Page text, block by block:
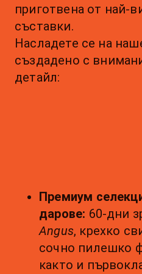
приготвена от най-
съставки.
Насладете се на
създадено с
детайл:
Премиум
дарове: 60-дни
Angus, крехко
сочно пилешко
както и